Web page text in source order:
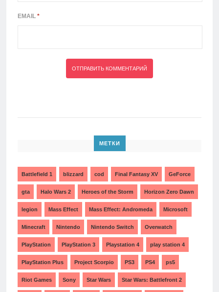
EMAIL *
МЕТКИ
Battlefield 1 blizzard cod Final Fantasy XV GeForce
gta Halo Wars 2 Heroes of the Storm Horizon Zero Dawn
legion Mass Effect Mass Effect: Andromeda Microsoft
Minecraft Nintendo Nintendo Switch Overwatch
PlayStation PlayStation 3 Playstation 4 play station 4
PlayStation Plus Project Scorpio PS3 PS4 ps5
Riot Games Sony Star Wars Star Wars: Battlefront 2